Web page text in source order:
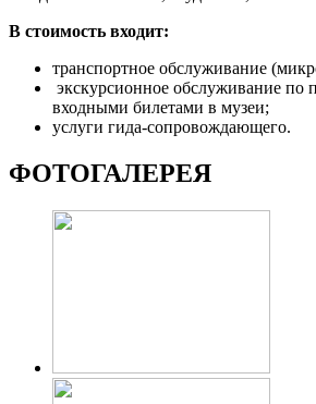
В стоимость входит:
транспортное обслуживание
экскурсионное обслуживание по
входными билетами в музеи;
услуги гида-сопровождающего.
ФОТОГАЛЕРЕЯ